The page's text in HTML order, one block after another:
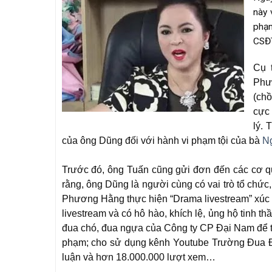
này
Cụ
cực
lý.
của ông Dũng đối với hành vi phạm tội của bà
Trước đó, ông Tuấn cũng gửi đơn đến các cơ
rằng, ông Dũng là người cùng có vai trò tổ
Phương Hằng thực hiện “Drama livestream”
livestream và có hô hào, khích lệ, ủng hộ tinh
đua chó, đua ngựa của Công ty CP Đại Nam
phạm; cho sử dụng kênh Youtube Trường
luận và hơn 18.000.000 lượt xem…